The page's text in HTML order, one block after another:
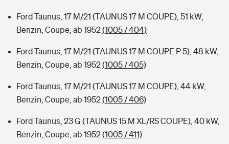
Ford Taunus, 17 M/21 (TAUNUS 17 M COUPE), 51 kW,
Benzin, Coupe, ab 1952(1005 / 404)
Ford Taunus, 17 M/21 (TAUNUS 17 M COUPE P 5), 48 kW,
Benzin, Coupe, ab 1952(1005 / 405)
Ford Taunus, 17 M/21 (TAUNUS 17 M COUPE), 44 kW,
Benzin, Coupe, ab 1952(1005 / 406)
Ford Taunus, 23 G (TAUNUS 15 M XL/RS COUPE), 40 kW,
Benzin, Coupe, ab 1952(1005 / 411)